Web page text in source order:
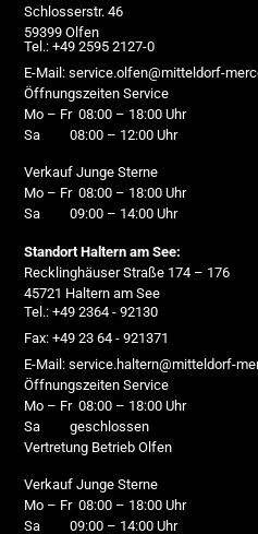
Schlosserstr. 46
59399 Olfen
Tel.: +49 2595 2127-0
E-Mail: service.olfen@mitteldorf-
Öffnungszeiten Service
Mo – Fr 08:00 – 18:00 Uhr
Sa 08:00 – 12:00 Uhr
Verkauf Junge Sterne
Mo – Fr 08:00 – 18:00 Uhr
Sa 09:00 – 14:00 Uhr
Standort Haltern am See:
Recklinghäuser Straße 174 – 176
45721 Haltern am See
Tel.: +49 2364 - 92130
Fax: +49 23 64 - 921371
E-Mail: service.haltern@mitteldorf-
Öffnungszeiten Service
Mo – Fr 08:00 – 18:00 Uhr
Sa geschlossen
Vertretung Betrieb Olfen
Verkauf Junge Sterne
Mo – Fr 08:00 – 18:00 Uhr
Sa 09:00 – 14:00 Uhr